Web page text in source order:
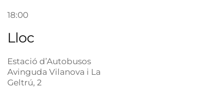
18:00
Lloc
Estació d’Autobusos
Avinguda Vilanova i La
Geltrú, 2